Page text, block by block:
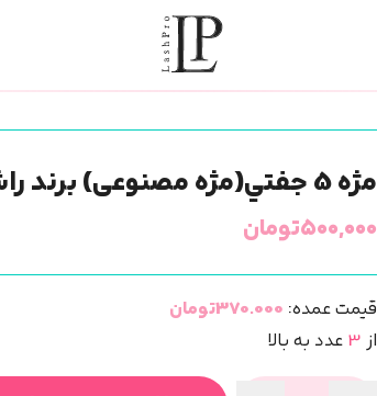
مژه 5 جفتي(مژه مصنوعی) برند راش Rush كد Ab04
۵۰۰,۰۰۰تومان
قیمت عمده: 370.000تومان
از3عدد به بالا